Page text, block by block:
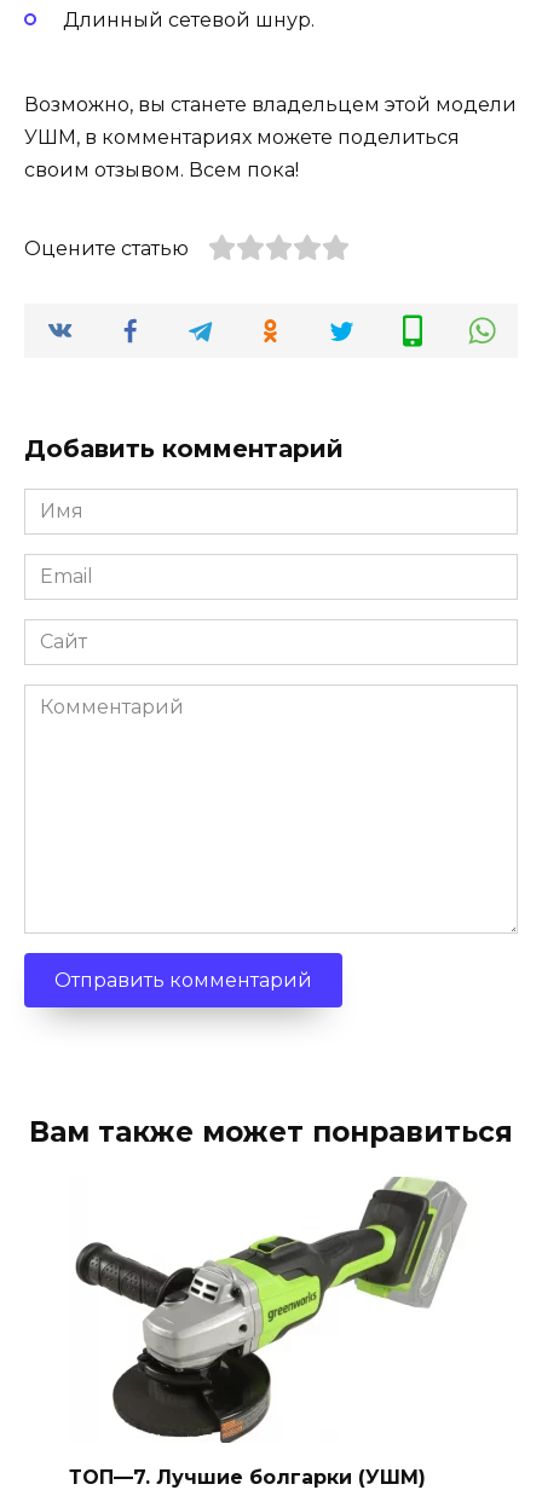
Длинный сетевой шнур.
Возможно, вы станете владельцем этой модели
УШМ, в комментариях можете поделиться
своим отзывом. Всем пока!
Оцените статью
Добавить комментарий
Имя
Email
Сайт
Комментарий
Вам также может понравиться
ТОП—7. Лучшие болгарки (УШМ)